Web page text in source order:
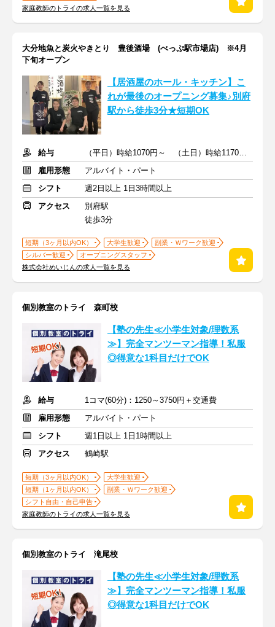
家庭教師のトライの求人一覧を見る
大分地魚と炭火やきとり 豊後酒場 (べっぷ駅市場店) ※4月
下旬オープン
【居酒屋のホール・キッチン】こ
れが最後のオープニング募集♪別府
駅から徒歩3分★短期OK
給与
（平日）時給1070円～ （土日）時給1170円～ ※交通費支給
雇用形態
アルバイト・パート
シフト
週2日以上 1日3時間以上
アクセス
別府駅
徒歩3分
短期（3ヶ月以内OK） 大学生歓迎
副業・Ｗワーク歓迎
シルバー歓迎
オープニングスタッフ
株式会社めいじんの求人一覧を見る
個別教室のトライ 森町校
【塾の先生≪小学生対象/理数系
≫】完全マンツーマン指導！私服
◎得意な1科目だけでOK
給与
1コマ(60分)：1250～3750円＋交通費
雇用形態
アルバイト・パート
シフト
週1日以上 1日1時間以上
アクセス
鶴崎駅
短期（3ヶ月以内OK）
大学生歓迎
短期（1ヶ月以内OK）
副業・Ｗワーク歓迎
シフト自由・自己申告
家庭教師のトライの求人一覧を見る
個別教室のトライ 滝尾校
【塾の先生≪小学生対象/理数系
≫】完全マンツーマン指導！私服
◎得意な1科目だけでOK